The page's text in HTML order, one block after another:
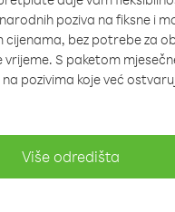
poziva na fiksne i
cijenama, bez potrebe za
vrijeme. S paketom
pozivima koje već
Više odredišta